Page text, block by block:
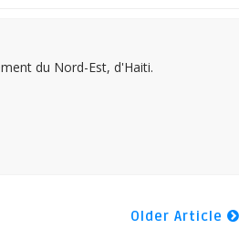
du Nord-Est, d'Haiti.
Older Article